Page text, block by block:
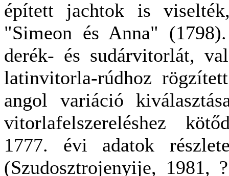
épített jachtok is
"Simeon és Anna"
derék- és sudárvitorlát,
latinvitorla-rúdhoz
angol variáció
vitorlafelszereléshez
1777. évi adatok
(Szudosztrojenyije, 1981,